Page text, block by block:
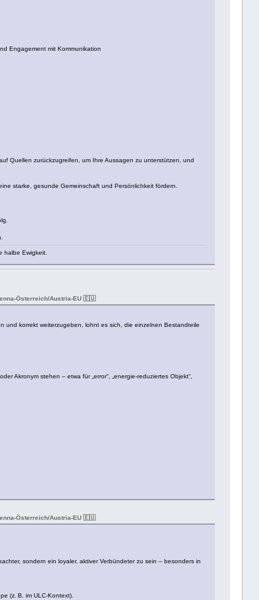
Engagement mit Kommunikation
Quellen zurückzugreifen, um Ihre Aussagen zu unterstützen, und
starke, gesunde Gemeinschaft und Persönlichkeit fördern.
halbe Ewigkeit.
Österreich/Austria-EU 🇪🇺
und korrekt weiterzugeben, lohnt es sich, die einzelnen Bestandteile
Akronym stehen – etwa für „error“, „energie-reduziertes Objekt“,
Österreich/Austria-EU 🇪🇺
sondern ein loyaler, aktiver Verbündeter zu sein – besonders in
(z. B. im ULC-Kontext).